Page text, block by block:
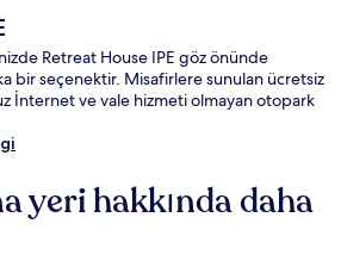
Retreat House IPE göz önünde
bir seçenektir. Misafirlere sunulan ücretsiz
İnternet ve vale hizmeti olmayan otopark
yeri hakkında daha